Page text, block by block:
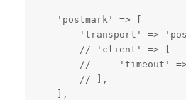
    'postmark' => [
'transport' =>
        // 'client' => [
//     'timeout'
        // ],
    ],